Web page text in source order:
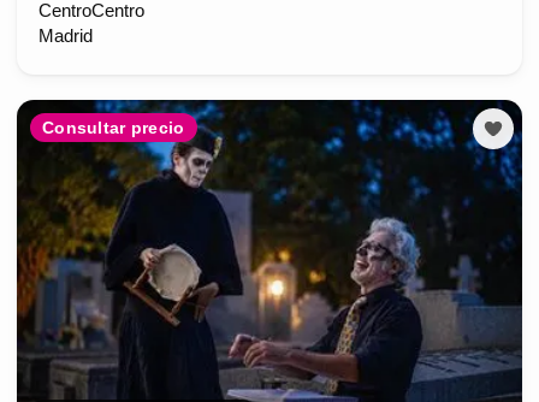
CentroCentro
Madrid
Consultar precio